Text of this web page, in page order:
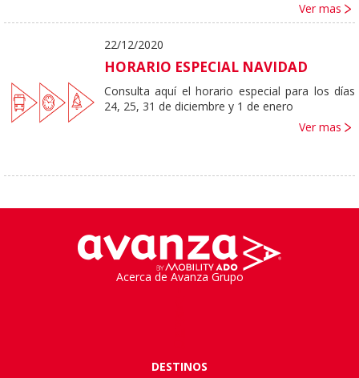
Ver mas
22/12/2020
HORARIO ESPECIAL NAVIDAD
Consulta aquí el horario especial para los días
24, 25, 31 de diciembre y 1 de enero
Ver mas
Acerca de Avanza Grupo
DESTINOS